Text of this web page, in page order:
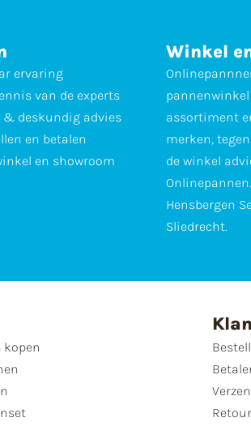
ervaring
van de experts
& deskundig advies
en betalen
en showroom
Winkel
assortiment
merken,
de winkel
Hensbergen
Sliedrecht.
kopen